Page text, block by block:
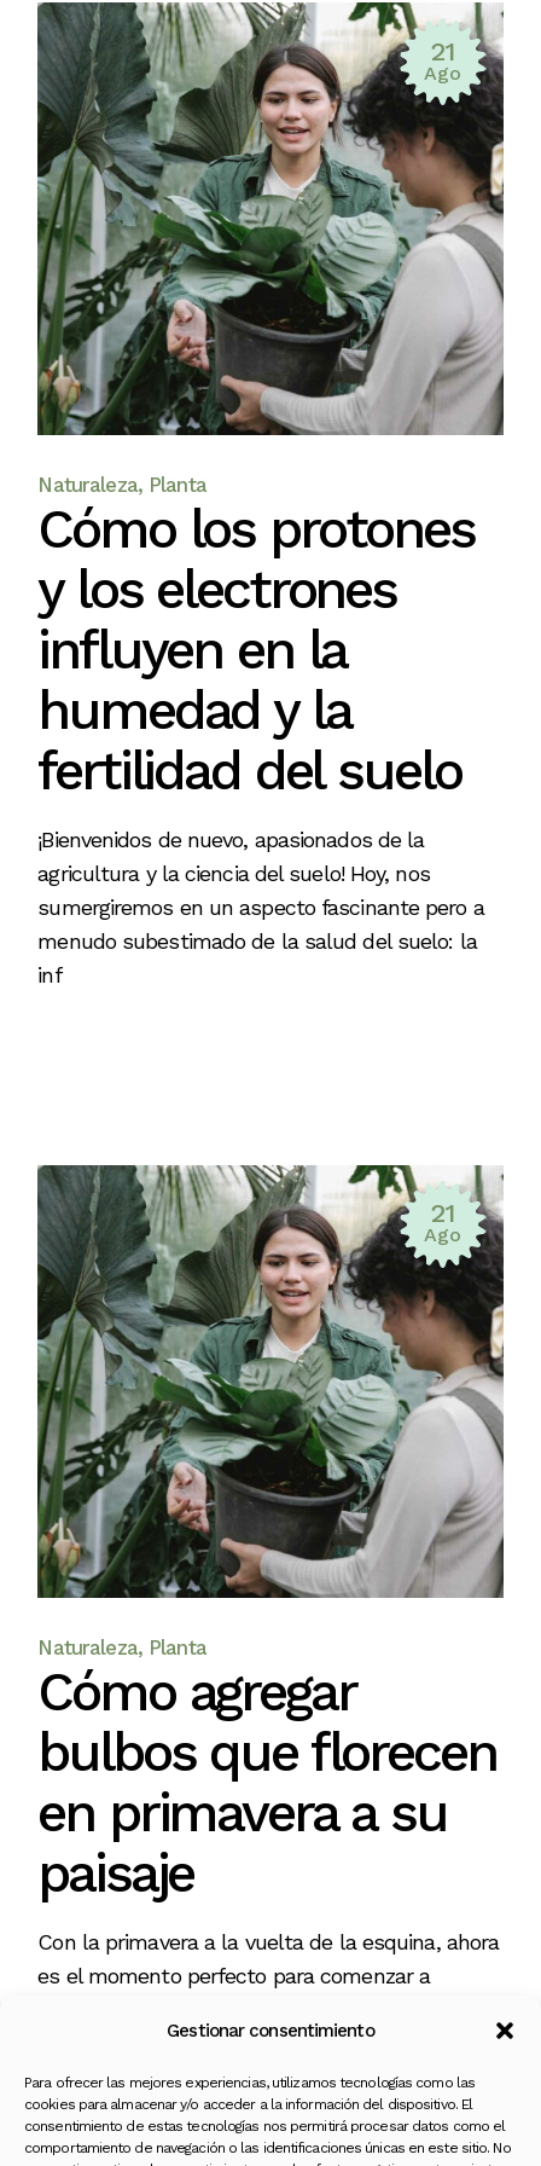
Gestionar consentimiento
Para ofrecer las mejores experiencias, utilizamos tecnologías como las
cookies para almacenar y/o acceder a la información del dispositivo. El
consentimiento de estas tecnologías nos permitirá procesar datos como el
comportamiento de navegación o las identificaciones únicas en este sitio. No
21
Ago
Naturaleza Planta
Cómo los protones
y los electrones
influyen en la
humedad y la
fertilidad del suelo
¡Bienvenidos de nuevo, apasionados de la
agricultura y la ciencia del suelo! Hoy, nos
sumergiremos en un aspecto fascinante pero a
menudo subestimado de la salud del suelo: la
inf
21
Ago
Naturaleza Planta
Cómo agregar
bulbos que florecen
en primavera a su
paisaje
Con la primavera a la vuelta de la esquina, ahora
es el momento perfecto para comenzar a
primavera. Ya sea que esté buscando agregar un